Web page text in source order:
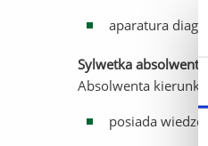
aparatura
Sylwetka absolwenta:
Absolwenta
posiada wiedzę